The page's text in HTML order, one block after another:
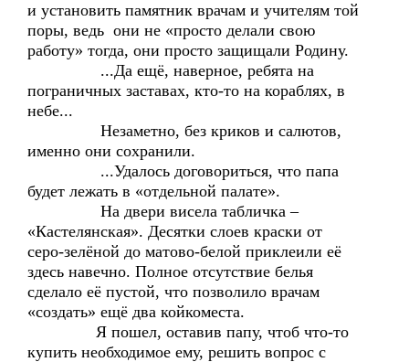
и установить памятник врачам и учителям той
поры, ведь они не «просто делали свою
работу» тогда, они просто защищали Родину.
...Да ещё, наверное, ребята на
пограничных заставах, кто-то на кораблях, в
небе...
Незаметно, без криков и салютов,
именно они сохранили.
...Удалось договориться, что папа
будет лежать в «отдельной палате».
На двери висела табличка –
«Кастелянская». Десятки слоев краски от
серо-зелёной до матово-белой приклеили её
здесь навечно. Полное отсутствие белья
сделало её пустой, что позволило врачам
«создать» ещё два койкоместа.
Я пошел, оставив папу, чтоб что-то
купить необходимое ему, решить вопрос с